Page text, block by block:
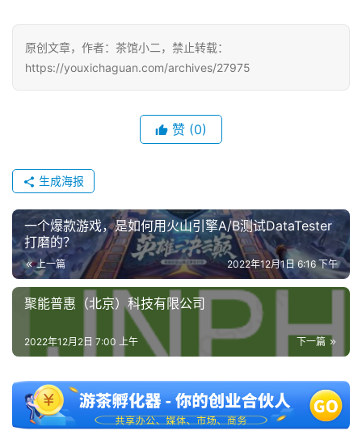
休
闲
游
2
5
第
十
三
届
金
7
原创文章，作者：茶馆小二，禁止转载：
https://youxichaguan.com/archives/27975
赞 (0)
生成海报
一个爆款游戏，是如何用火山引擎A/B测试DataTester
打磨的？
上一篇 2022年12月1日 6:16 下午
聚能普惠（北京）科技有限公司
下一篇
2022年12月2日 7:00 上午